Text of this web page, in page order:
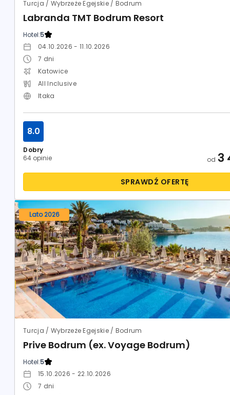
Turcja / Wybrzeże Egejskie / Bodrum
Labranda TMT Bodrum Resort
Hotel:5
04.10.2026 - 11.10.2026
7 dni
Katowice
All Inclusive
Itaka
Dobry
64 opinie
8.0
od 3
SPRAWDŹ OFERTĘ
Lato 2026
Turcja / Wybrzeże Egejskie / Bodrum
Prive Bodrum (ex. Voyage Bodrum)
Hotel:5
15.10.2026 - 22.10.2026
7 dni